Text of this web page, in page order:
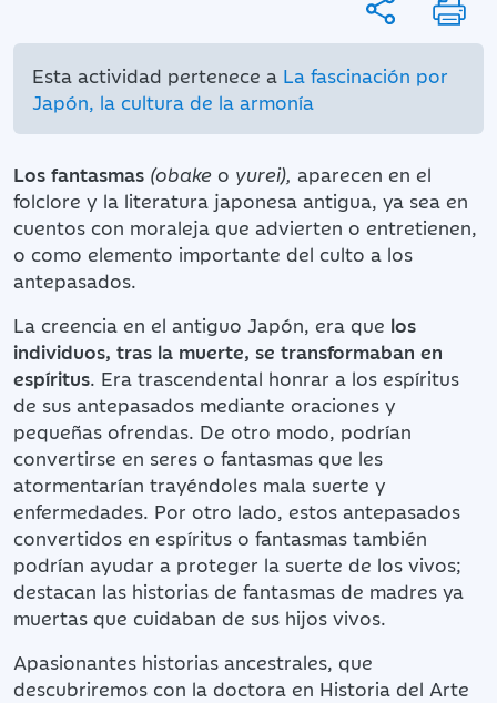
Esta actividad pertenece a La fascinación por
Japón, la cultura de la armonía
Los fantasmas (obake o yurei), aparecen en el
folclore y la literatura japonesa antigua, ya sea en
cuentos con moraleja que advierten o entretienen,
o como elemento importante del culto a los
antepasados.
La creencia en el antiguo Japón, era que los
individuos, tras la muerte, se transformaban en
espíritus. Era trascendental honrar a los espíritus
de sus antepasados mediante oraciones y
pequeñas ofrendas. De otro modo, podrían
convertirse en seres o fantasmas que les
atormentarían trayéndoles mala suerte y
enfermedades. Por otro lado, estos antepasados
convertidos en espíritus o fantasmas también
podrían ayudar a proteger la suerte de los vivos;
destacan las historias de fantasmas de madres ya
muertas que cuidaban de sus hijos vivos.
Apasionantes historias ancestrales, que
descubriremos con la doctora en Historia del Arte